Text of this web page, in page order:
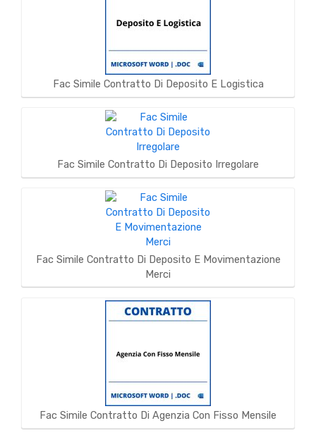
Fac Simile Contratto Di Deposito E Logistica
Fac Simile Contratto Di Deposito Irregolare
Fac Simile Contratto Di Deposito E Movimentazione
Merci
Fac Simile Contratto Di Agenzia Con Fisso Mensile